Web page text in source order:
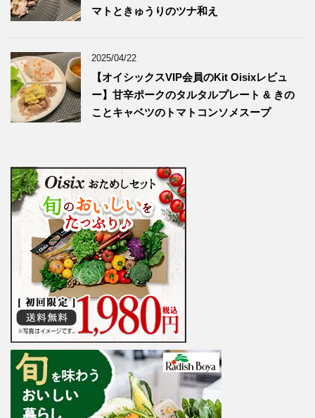
マトときゅうりのツナ和え
2025/04/22
【オイシックスVIP会員のKit Oisixレビュ
ー】甘辛ポークのタルタルプレート & きの
ことキャベツのトマトコンソメスープ